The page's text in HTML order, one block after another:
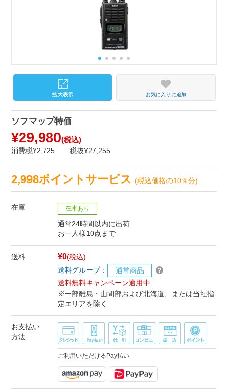
お気に入りに追加
ソフマップ特価
¥29,980(税込)
消費税¥2,725 税抜¥27,255
2,998ポイントサービス(税込価格の10％分)
在庫 在庫あり
通常24時間以内に出荷
お一人様10点まで
送料 ¥0(税込)
送料グループ：
通常商品
送料無料キャンペーン適用中
※一部離島・山間部および北海道、または当社指
定エリアを除く
お支払い
方法
ご利用いただけるPay払い